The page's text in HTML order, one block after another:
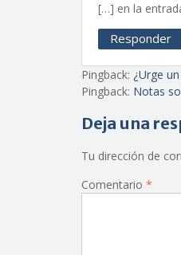
[…] en la
Responder
Pingback: ¿Urge
Pingback: Notas
Deja una
Tu dirección de
Comentario *